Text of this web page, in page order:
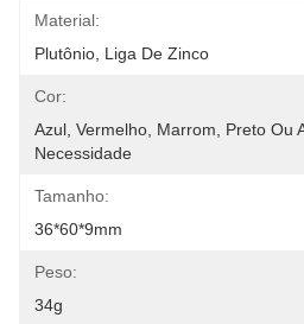
Material:
Plutônio, Liga De Zinco
Cor:
Azul, Vermelho, Marrom, Preto Ou
Necessidade
Tamanho:
36*60*9mm
Peso:
34g